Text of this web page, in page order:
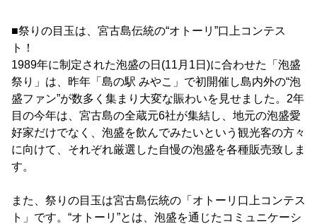
■祭りの目玉は、宮古島伝統の“オトーリ”口上コンテス
ト！
1989年に制定された泡盛の日(11月1日)に合わせた「泡盛
祭り」は、昨年「島の駅 みやこ」で初開催し島内外の“泡
盛ファン”が数多く集まり大変な賑わいを見せました。2年
目の今年は、宮古島の全蔵元6社が集結し、地元の泡盛愛
好家だけでなく、泡盛を飲んでみたいという観光客の方々
に向けて、それぞれ厳選した自慢の泡盛を各種販売致しま
す。
また、祭りの目玉は宮古島伝統の「オトーリ口上コンテス
ト」です。“オトーリ”とは、泡盛を通じたコミュニケーシ